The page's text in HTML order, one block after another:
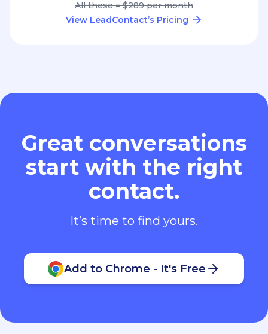
All these = $289 per month
View LeadContact’s Pricing
Great conversations
start with the right
contact.
It’s time to find yours.
Add to Chrome - It's Free